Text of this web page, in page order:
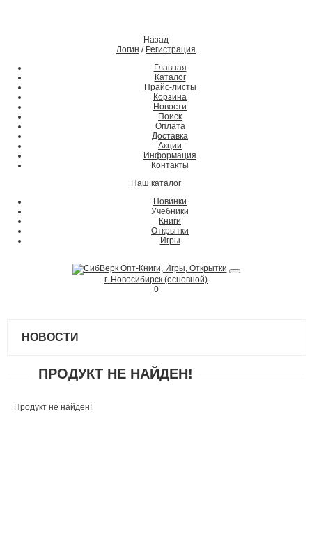
Назад
Логин / Регистрация
Главная
Каталог
Прайс-листы
Корзина
Новости
Поиск
Оплата
Доставка
Акции
Информация
Контакты
Наш каталог
Новинки
Учебники
Книги
Открытки
Игры
г. Новосибирск (основной)
0
НОВОСТИ
ПРОДУКТ НЕ НАЙДЕН!
Продукт не найден!